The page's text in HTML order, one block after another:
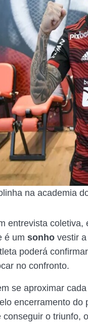
na academia
entrevista coletiva,
é um sonho vestir
poderá
no confronto.
se aproximar
encerramento do
conseguir o triunfo,